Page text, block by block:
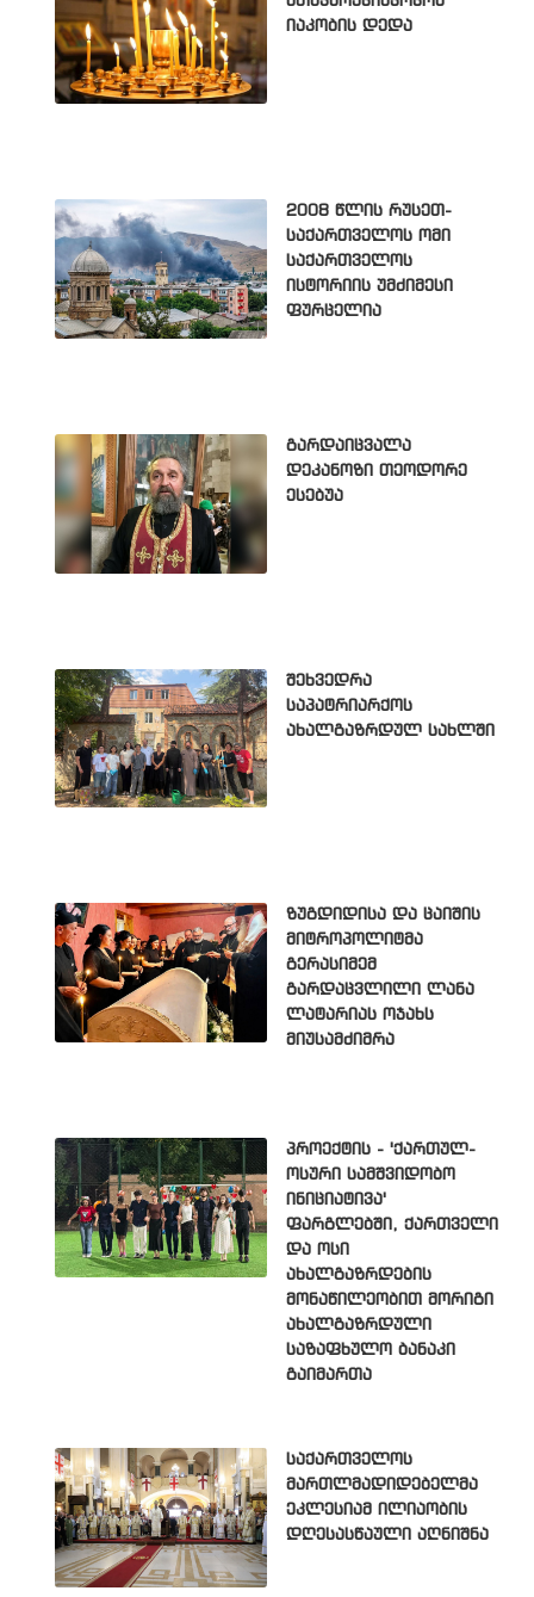
იაკობის დედა
2008 წლის რუსეთ-
საქართველოს ომი
საქართველოს
ისტორიის უმძიმესი
ფურცელია
გარდაიცვალა
დეკანოზი თეოდორე
ესებუა
შეხვედრა
საპატრიარქოს
ახალგაზრდულ სახლში
ზუგდიდისა და ცაიშის
მიტროპოლიტმა
გერასიმემ
გარდაცვლილი ლანა
ლატარიას ოჯახს
მიუსამძიმრა
პროექტის - 'ქართულ-
ოსური სამშვიდობო
ინიციატივა'
ფარგლებში, ქართველი
და ოსი
ახალგაზრდების
მონაწილეობით მორიგი
ახალგაზრდული
საზაფხულო ბანაკი
გაიმართა
საქართველოს
მართლმადიდებელმა
ეკლესიამ ილიაობის
დღესასწაული აღნიშნა